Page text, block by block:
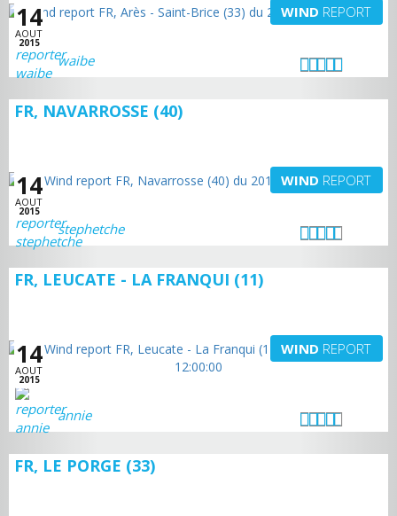
14
AOUT
2015
WIND REPORT
waibe
FR, NAVARROSSE (40)
14
AOUT
2015
WIND REPORT
stephetche
FR, LEUCATE - LA FRANQUI (11)
14
AOUT
2015
WIND REPORT
annie
FR, LE PORGE (33)